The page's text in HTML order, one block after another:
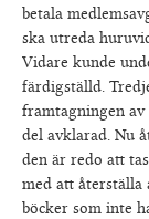
betala
ska utreda
Vidare kunde
färdigställd.
framtagningen
del avklarad. Nu
den är redo att
med att återställa
böcker som inte